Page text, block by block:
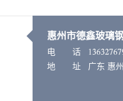
惠州市德鑫玻璃
电 话
地 址
广东 惠